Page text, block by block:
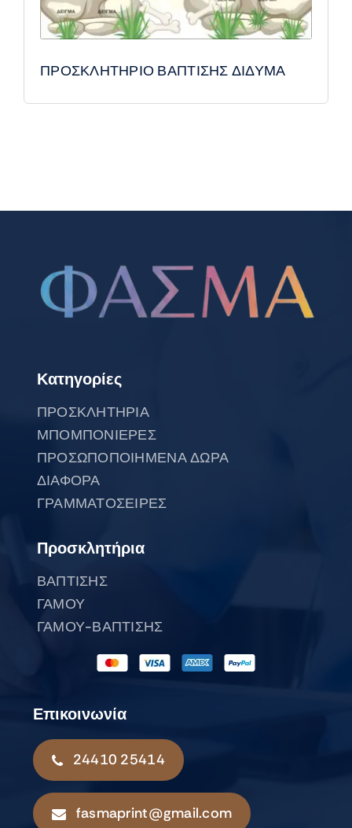
ΠΡΟΣΚΛΗΤΗΡΙΟ ΒΑΠΤΙΣΗΣ ΔΙΔΥΜΑ
Κατηγορίες
ΠΡΟΣΚΛΗΤΗΡΙΑ
ΜΠΟΜΠΟΝΙΕΡΕΣ
ΠΡΟΣΩΠΟΠΟΙΗΜΕΝΑ ΔΩΡΑ
ΔΙΑΦΟΡΑ
ΓΡΑΜΜΑΤΟΣΕΙΡΕΣ
Προσκλητήρια
ΒΑΠΤΙΣΗΣ
ΓΑΜΟΥ
ΓΑΜΟΥ-ΒΑΠΤΙΣΗΣ
Επικοινωνία
24410 25414
fasmaprint@gmail.com